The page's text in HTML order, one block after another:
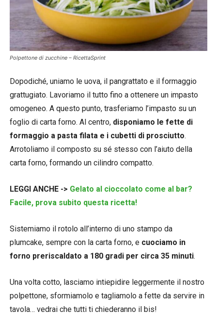
Polpettone di zucchine – RicettaSprint
Dopodiché, uniamo le uova, il pangrattato e il formaggio
grattugiato. Lavoriamo il tutto fino a ottenere un impasto
omogeneo. A questo punto, trasferiamo l’impasto su un
foglio di carta forno. Al centro, disponiamo le fette di
formaggio a pasta filata e i cubetti di prosciutto.
Arrotoliamo il composto su sé stesso con l’aiuto della
carta forno, formando un cilindro compatto.
LEGGI ANCHE -> Gelato al cioccolato come al bar?
Facile, prova subito questa ricetta!
Sistemiamo il rotolo all’interno di uno stampo da
plumcake, sempre con la carta forno, e cuociamo in
forno preriscaldato a 180 gradi per circa 35 minuti.
Una volta cotto, lasciamo intiepidire leggermente il nostro
polpettone, sformiamolo e tagliamolo a fette da servire in
tavola… vedrai che tutti ti chiederanno il bis!